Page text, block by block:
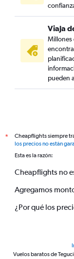
Viaja
Millones
pueden
*
Cheapflights siempre
los precios no están
Esta es la razón:
Cheapflights no
Agregamos
¿Por qué los
Vuelos baratos de